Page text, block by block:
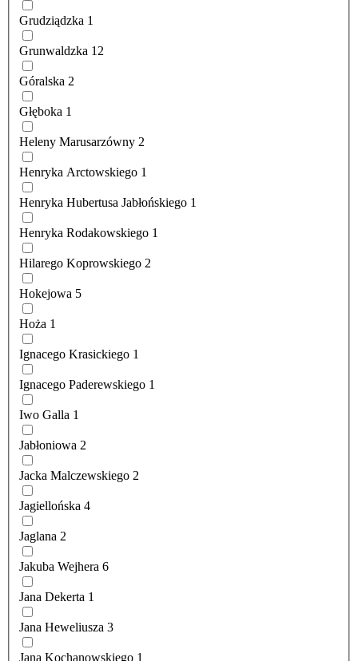
Grudziądzka 1
Grunwaldzka 12
Góralska 2
Głęboka 1
Heleny Marusarzówny 2
Henryka Arctowskiego 1
Henryka Hubertusa Jabłońskiego 1
Henryka Rodakowskiego 1
Hilarego Koprowskiego 2
Hokejowa 5
Hoża 1
Ignacego Krasickiego 1
Ignacego Paderewskiego 1
Iwo Galla 1
Jabłoniowa 2
Jacka Malczewskiego 2
Jagiellońska 4
Jaglana 2
Jakuba Wejhera 6
Jana Dekerta 1
Jana Heweliusza 3
Jana Kochanowskiego 1